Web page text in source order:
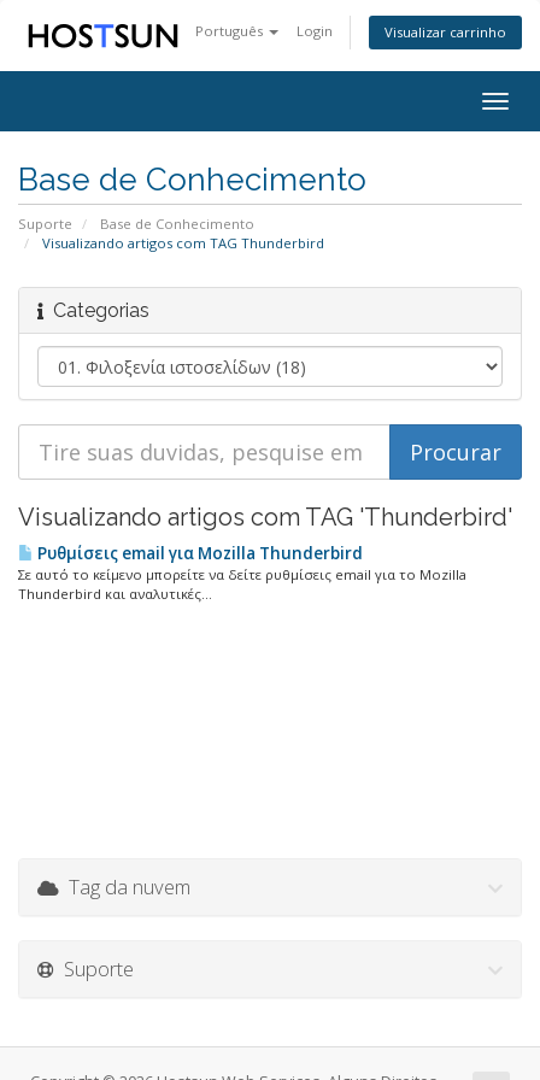
Português Login Visualizar carrinho
Base de Conhecimento
Suporte
Base de Conhecimento
Visualizando artigos com TAG Thunderbird
Categorias
Visualizando artigos com TAG 'Thunderbird'
Ρυθμίσεις email για Mozilla Thunderbird
Σε αυτό το κείμενο μπορείτε να δείτε ρυθμίσεις email για το Mozilla
Thunderbird και αναλυτικές...
Tag da nuvem
Suporte